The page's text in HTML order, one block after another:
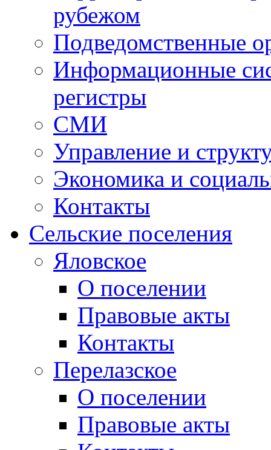
рубежом
Подведомственные
Информационные
регистры
СМИ
Управление и
Экономика и
Контакты
Сельские поселения
Яловское
О поселении
Правовые акты
Контакты
Перелазское
О поселении
Правовые акты